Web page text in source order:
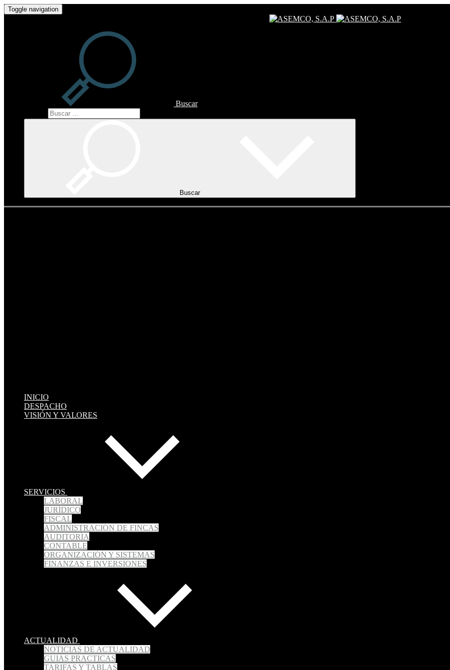
Toggle navigation
Buscar
Buscar
INICIO
DESPACHO
VISIÓN Y VALORES
SERVICIOS
LABORAL
JURÍDICO
FISCAL
ADMINISTRACIÓN DE FINCAS
AUDITORÍA
CONTABLE
ORGANIZACIÓN Y SISTEMAS
FINANZAS E INVERSIONES
ACTUALIDAD
NOTICIAS DE ACTUALIDAD
GUIAS PRACTICAS
TARIFAS Y TABLAS